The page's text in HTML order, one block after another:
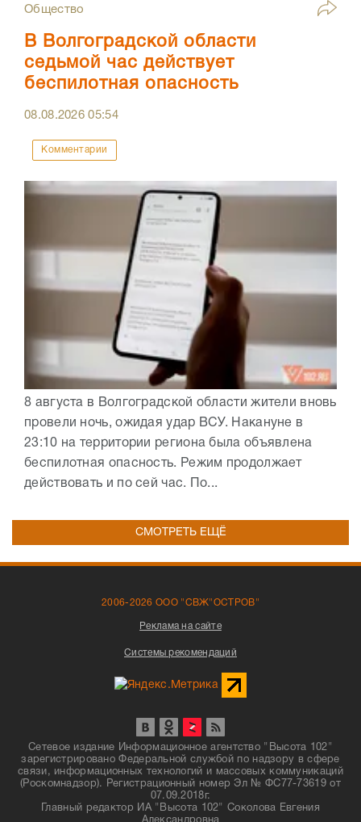
Общество
В Волгоградской области
седьмой час действует
беспилотная опасность
08.08.202605:54
Комментарии
8 августа в Волгоградской области жители вновь
провели ночь, ожидая удар ВСУ. Накануне в
23:10 на территории региона была объявлена
беспилотная опасность. Режим продолжает
действовать и по сей час. По...
СМОТРЕТЬ ЕЩЁ
2006-2026 ООО "СВЖ"ОСТРОВ"
Реклама на сайте
Системы рекомендаций
Сетевое издание Информационное агентство "Высота 102"
зарегистрировано Федеральной службой по надзору в сфере
связи, информационных технологий и массовых коммуникаций
(Роскомнадзор). Регистрационный номер Эл № ФС77-73619 от
07.09.2018г.
Главный редактор ИА "Высота 102" Соколова Евгения
Александровна